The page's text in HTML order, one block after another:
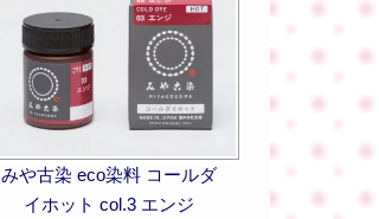
みや古染 eco染料 コールダ
イホット col.3 エンジ